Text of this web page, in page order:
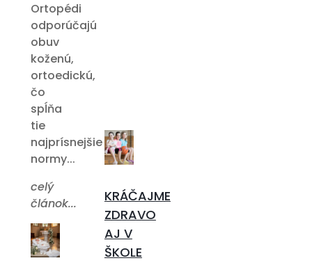
Ortopédi
odporúčajú
obuv
koženú,
ortoedickú,
čo
spĺňa
tie
najprísnejšie
normy...
celý
článok...
KRÁČAJME
ZDRAVO
AJ V
ŠKOLE